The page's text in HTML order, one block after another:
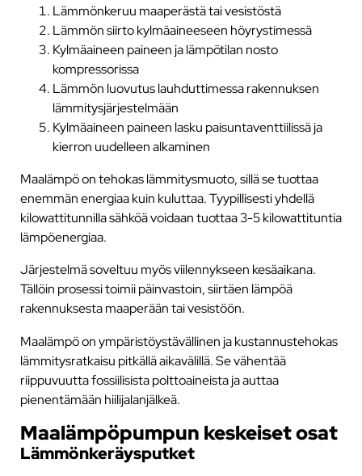
Lämmönkeruu maaperästä tai vesistöstä
Lämmön siirto kylmäaineeseen höyrystimessä
Kylmäaineen paineen ja lämpötilan nosto
kompressorissa
Lämmön luovutus lauhduttimessa rakennuksen
lämmitysjärjestelmään
Kylmäaineen paineen lasku paisuntaventtiilissä ja
kierron uudelleen alkaminen
Maalämpö on tehokas lämmitysmuoto, sillä se tuottaa
enemmän energiaa kuin kuluttaa. Tyypillisesti yhdellä
kilowattitunnilla sähköä voidaan tuottaa 3-5 kilowattituntia
lämpöenergiaa.
Järjestelmä soveltuu myös viilennykseen kesäaikana.
Tällöin prosessi toimii päinvastoin, siirtäen lämpöä
rakennuksesta maaperään tai vesistöön.
Maalämpö on ympäristöystävällinen ja kustannustehokas
lämmitysratkaisu pitkällä aikavälillä. Se vähentää
riippuvuutta fossiilisista polttoaineista ja auttaa
pienentämään hiilijalanjälkeä.
Maalämpöpumpun keskeiset osat
Lämmönkeräysputket